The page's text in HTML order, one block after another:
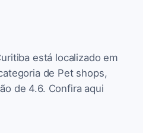
está localizado em
de Pet shops,
de 4.6. Confira aqui